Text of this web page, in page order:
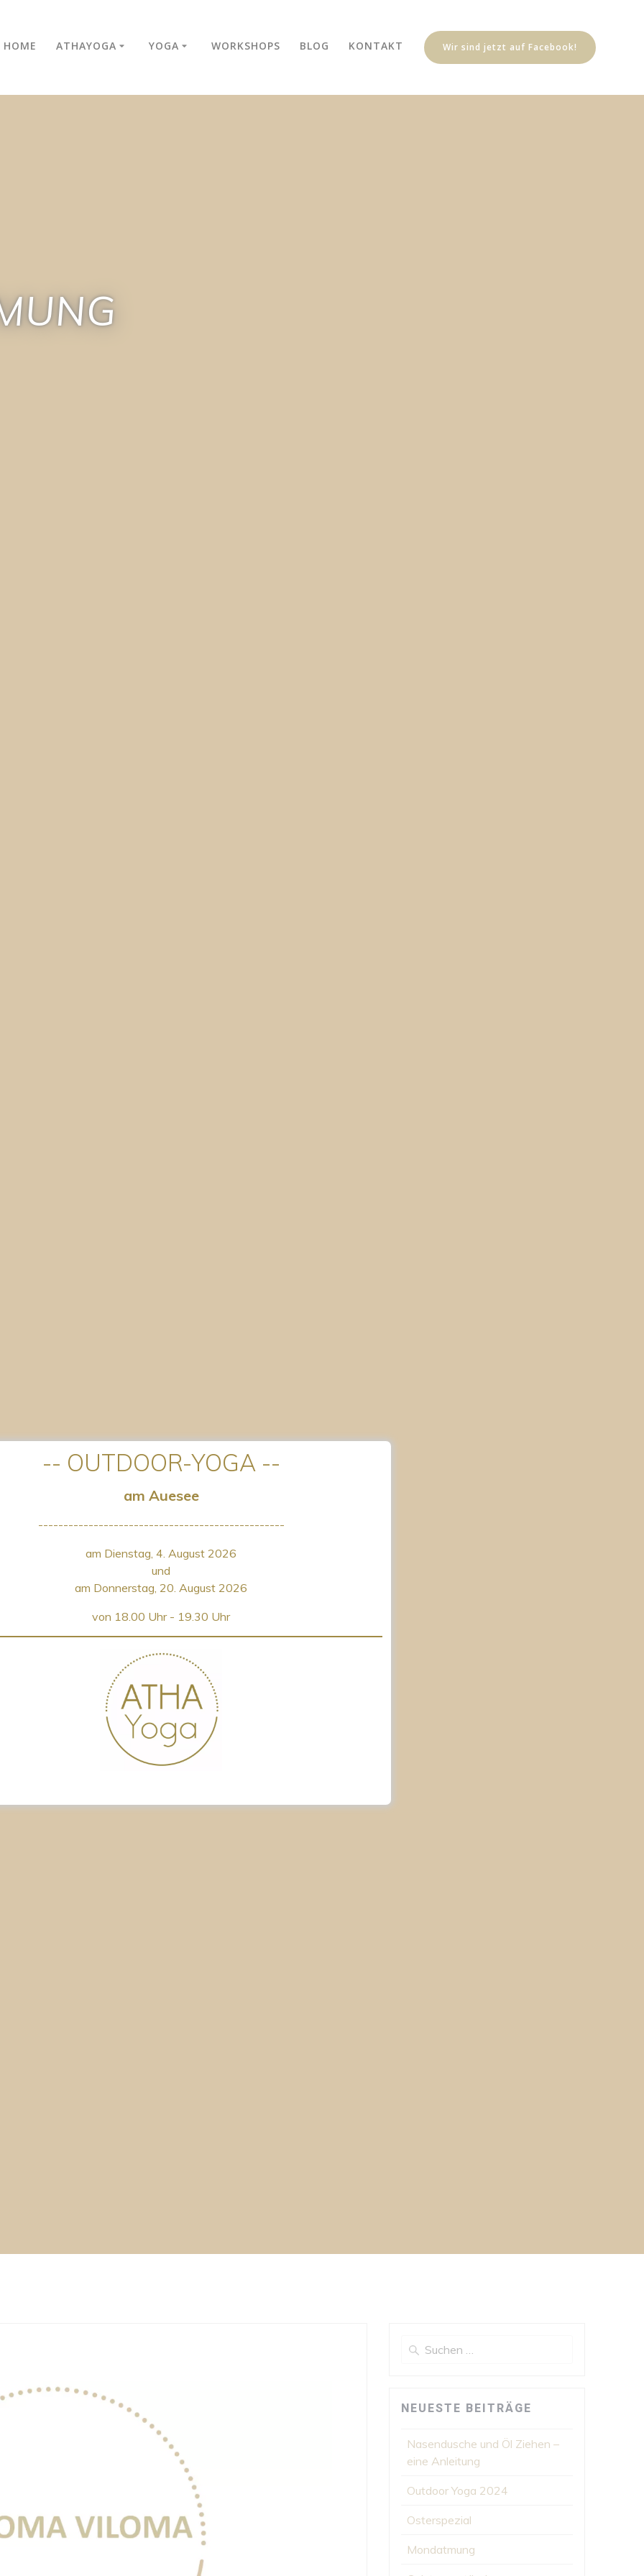
HOME ATHAYOGA YOGA WORKSHOPS BLOG KONTAKT Wir sind jetzt auf Facebook!
Suchen
nach:
NEUESTE BEITRÄGE
Nasendusche und Öl Ziehen –
eine Anleitung
Outdoor Yoga 2024
Osterspezial
Mondatmung
-- OUTDOOR-YOGA --
am Auesee
-------------------------------------------------
am Dienstag, 4. August 2026
und
am Donnerstag, 20. August 2026
von 18.00 Uhr - 19.30 Uhr